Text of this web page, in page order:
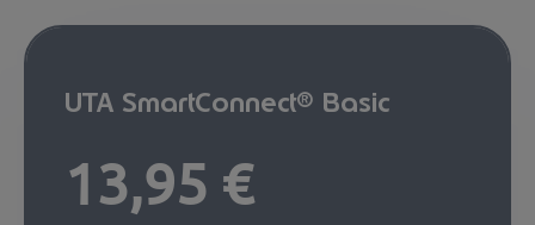
UTA SmartConnect® Basic
13,95 €